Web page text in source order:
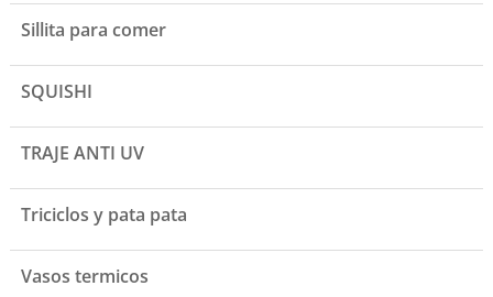
Sillita para comer
SQUISHI
TRAJE ANTI UV
Triciclos y pata pata
Vasos termicos